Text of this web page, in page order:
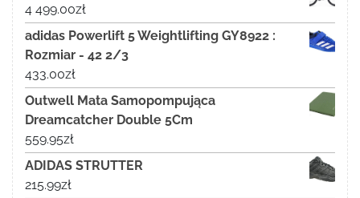
4 499.00zł
adidas Powerlift 5 Weightlifting GY8922 :
Rozmiar - 42 2/3
433.00zł
Outwell Mata Samopompująca
Dreamcatcher Double 5Cm
559.95zł
ADIDAS STRUTTER
215.99zł